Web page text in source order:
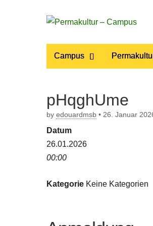
–
Main
menu
Campus
pHqghUme
by edouardmsb • 26. Januar
Datum
26.01.2026
00:00
Kategorie Keine Kategorien